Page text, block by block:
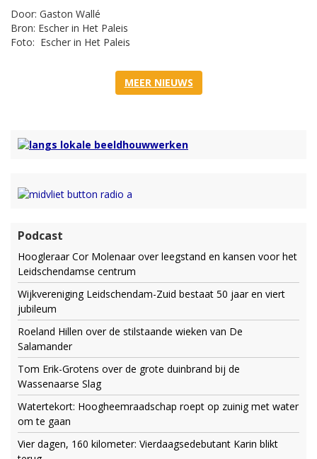
Door: Gaston Wallé
Bron: Escher in Het Paleis
Foto: Escher in Het Paleis
MEER NIEUWS
Podcast
Hoogleraar Cor Molenaar over leegstand en kansen voor het
Leidschendamse centrum
Wijkvereniging Leidschendam-Zuid bestaat 50 jaar en viert
jubileum
Roeland Hillen over de stilstaande wieken van De
Salamander
Tom Erik-Grotens over de grote duinbrand bij de
Wassenaarse Slag
Watertekort: Hoogheemraadschap roept op zuinig met water
om te gaan
Vier dagen, 160 kilometer: Vierdaagsedebutant Karin blikt